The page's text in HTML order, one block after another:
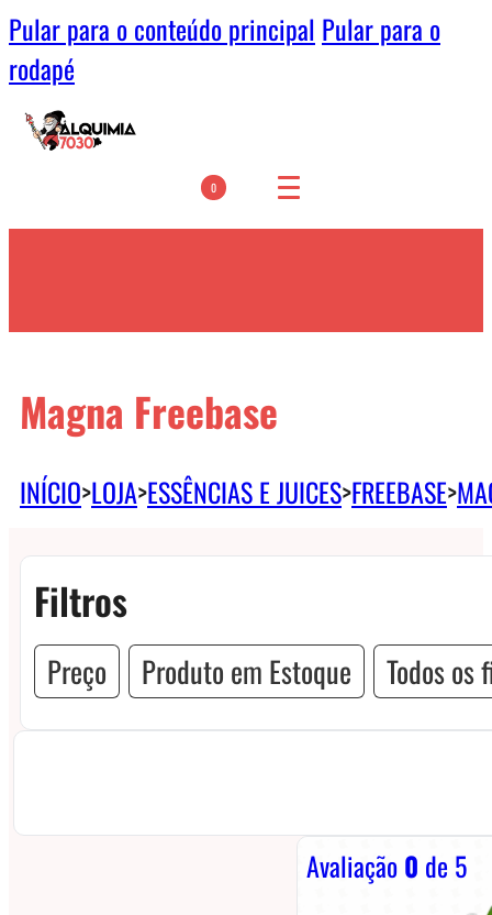
Pular para o conteúdo principal Pular para o
rodapé
0
Magna Freebase
INÍCIO>LOJA>ESSÊNCIAS E JUICES>FREEBASE>
Filtros
Preço Produto em Estoque Todos os
Avaliação0 de 5